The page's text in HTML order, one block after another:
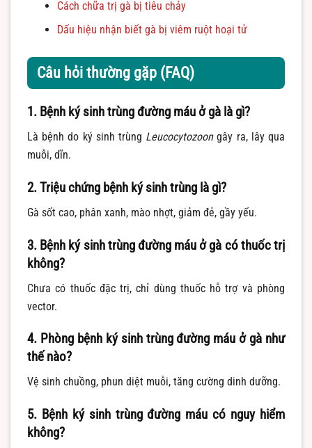
Cách chữa trị gà bị tiêu chảy
Dấu hiệu nhận biết gà bị viêm ruột hoại tử
Câu hỏi thường gặp (FAQ)
1. Bệnh ký sinh trùng đường máu ở gà là gì?
Là bệnh do ký sinh trùng Leucocytozoongây ra, lây qua
muỗi, dĩn.
2. Triệu chứng bệnh ký sinh trùng là gì?
Gà sốt cao, phân xanh, mào nhợt, giảm đẻ, gầy yếu.
3. Bệnh ký sinh trùng đường máu ở gà có thuốc trị
không?
Chưa có thuốc đặc trị, chỉ dùng thuốc hỗ trợ và phòng
vector.
4. Phòng bệnh ký sinh trùng đường máu ở gà như
thế nào?
Vệ sinh chuồng, phun diệt muỗi, tăng cường dinh dưỡng.
5. Bệnh ký sinh trùng đường máu có nguy hiểm
không?